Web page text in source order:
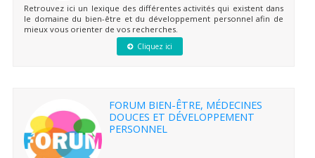
Retrouvez ici un lexique des différentes activités qui existent dans
le domaine du bien-être et du développement personnel afin de
mieux vous orienter de vos recherches.
Cliquez ici
FORUM BIEN-ÊTRE, MÉDECINES
DOUCES ET DÉVELOPPEMENT
PERSONNEL